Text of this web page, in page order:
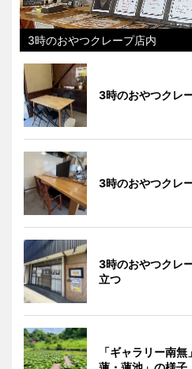
3時のおやつクレープ店内
3時のおやつクレ
3時のおやつクレ
3時のおやつクレ
立つ
「ギャラリー南